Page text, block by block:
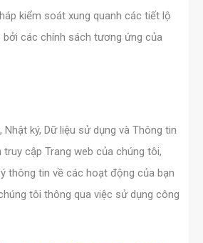
kiểm soát xung quanh các tiết lộ
các chính sách tương ứng của
ký, Dữ liệu sử dụng và Thông tin
truy cập Trang web của chúng tôi,
thông tin về các hoạt động của bạn
tôi thông qua việc sử dụng công